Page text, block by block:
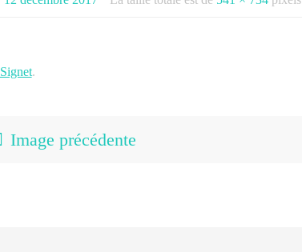
Signet.
Image précédente